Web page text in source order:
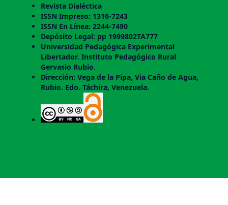
Revista Dialéctica
ISSN Impreso: 1316-7243
ISSN En Línea: 2244-7490
Depósito Legal: pp 1999802TA777
Universidad Pedagógica Experimental
Libertador. Instituto Pedagógico Rural
Gervasio Rubio.
Dirección: Vega de la Pipa, Via Caño de Agua,
Rubio. Edo. Táchira, Venezuela.